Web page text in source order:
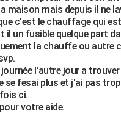
maison mais depuis il ne
c'est le chauffage qui
il un fusible quelque part
la chauffe ou autre
l'autre jour a
se fesai plus et j'ai pas
ci.
votre aide.